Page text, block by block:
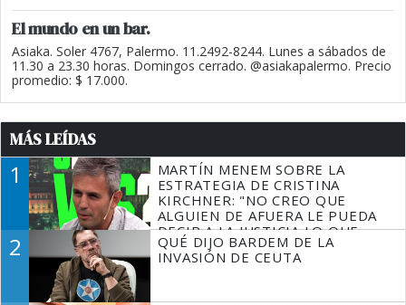
El mundo en un bar.
Asiaka. Soler 4767, Palermo. 11.2492-8244. Lunes a sábados de
11.30 a 23.30 horas. Domingos cerrado. @asiakapalermo. Precio
promedio: $ 17.000.
MÁS LEÍDAS
1
MARTÍN MENEM SOBRE LA
ESTRATEGIA DE CRISTINA
KIRCHNER: "NO CREO QUE
ALGUIEN DE AFUERA LE PUEDA
DECIR A LA JUSTICIA LO QUE
TIENE QUE HACER"
2
QUÉ DIJO BARDEM DE LA
INVASIÓN DE CEUTA